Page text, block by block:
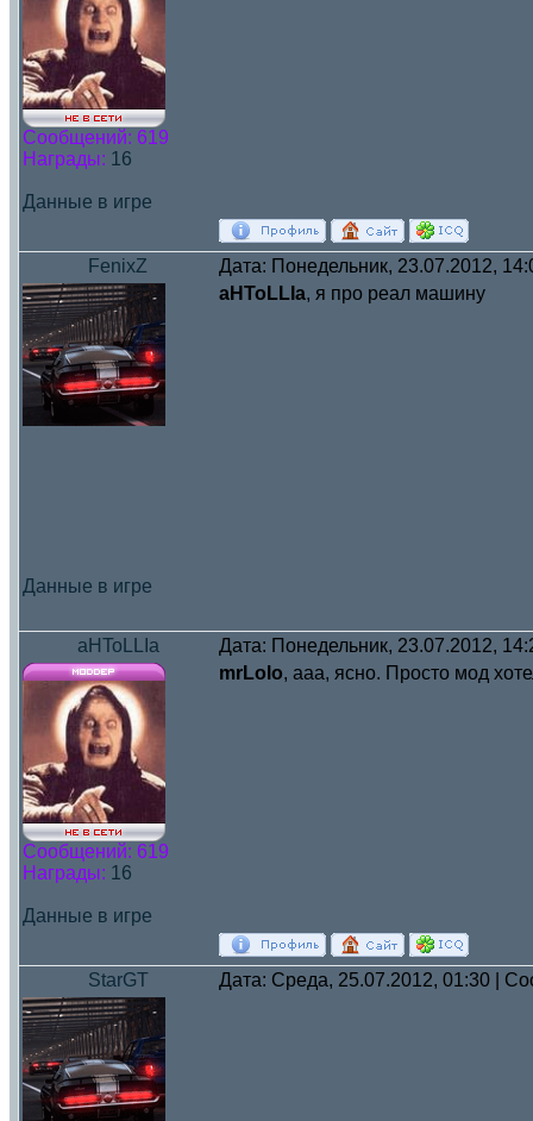
Сообщений: 619
Награды: 16
Данные в игре
FenixZ Дата: Понедельник, 23.07.2012,
Данные в игре
aHToLLIa, я про реал машину
aHToLLIa Дата: Понедельник, 23.07.2012,
Сообщений: 619
Награды: 16
Данные в игре
mrLolo, ааа, ясно. Просто мод
StarGT Дата: Среда, 25.07.2012, 01:30 |